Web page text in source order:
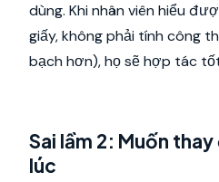
dùng. Khi nhân viên hiểu
giấy, không phải tính công
bạch hơn), họ sẽ hợp tác
Sai lầm 2: Muốn
lúc